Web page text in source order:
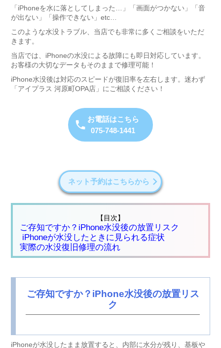
「iPhoneを水に落としてしまった…」「画面がつかない」「音
が出ない」「操作できない」etc…
このような水没トラブル、当店でも非常に多くご相談をいただ
きます。
当店では、iPhoneの水没による故障にも即日対応しています。
お客様の大切なデータもそのままで修理可能！
iPhone水没後は対応のスピードが復旧率を左右します。迷わず
「アイプラス 河原町OPA店」にご相談ください！
お電話はこちら
075-748-1441
ネット予約はこちらから
【目次】
ご存知ですか？iPhone水没後の放置リスク
iPhoneが水没したときに見られる症状
実際の水没復旧修理の流れ
ご存知ですか？iPhone水没後の放置リス
ク
iPhoneが水没したまま放置すると、内部に水分が残り、基板や